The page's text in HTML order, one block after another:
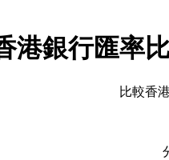
港銀行匯率
比較香